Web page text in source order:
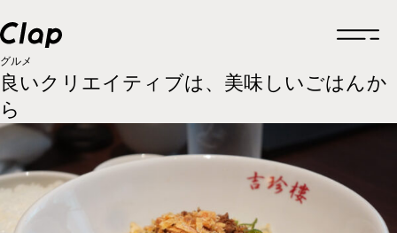
企業情報
企業情報一覧
制作実績
グルメ
良いクリエイティブは、美味しいごはんか
ら